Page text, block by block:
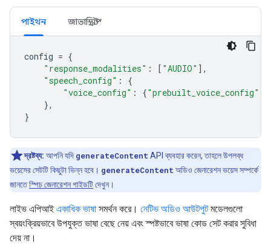
পাইথন জাভাস্ক্রিপ্ট
config = {
"response_modalities" : [ "AUDIO" ],
"speech_config" :
{
"voice_config" : {"prebuilt_voice_config"
},
}
দ্রষ্টব্য: আপনি যদি generateContent API ব্যবহার করেন, তাহলে উপলব্ধ
ভয়েসের সেটটি কিছুটা ভিন্ন হবে। generateContent অডিও জেনারেশন ভয়েস সম্পর্কে
জানতেস্পিচ জেনারেশন গাইডটিদেখুন।
লাইভ এপিআই একাধিক ভাষা সমর্থন করে। নেটিভ অডিও আউটপুটমডেলগুলো
স্বয়ংক্রিয়ভাবে উপযুক্ত ভাষা বেছে নেয় এবং স্পষ্টভাবে ভাষা কোড সেট করার সুবিধা
দেয় না।